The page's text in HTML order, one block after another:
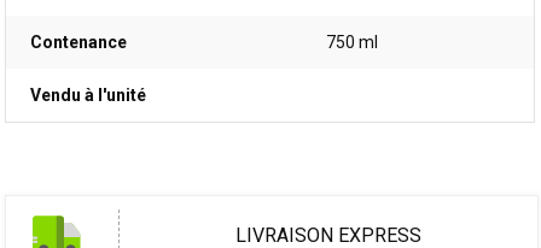
Contenance 750 ml
Vendu à l'unité
LIVRAISON EXPRESS